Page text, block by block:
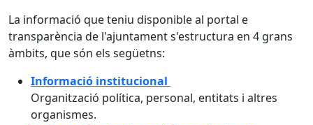
La informació que teniu disponible al portal e
transparència de l'ajuntament s'estructura en 4 grans
àmbits, que són els següetns:
Informació institucional
Organització política, personal, entitats i altres
organismes.